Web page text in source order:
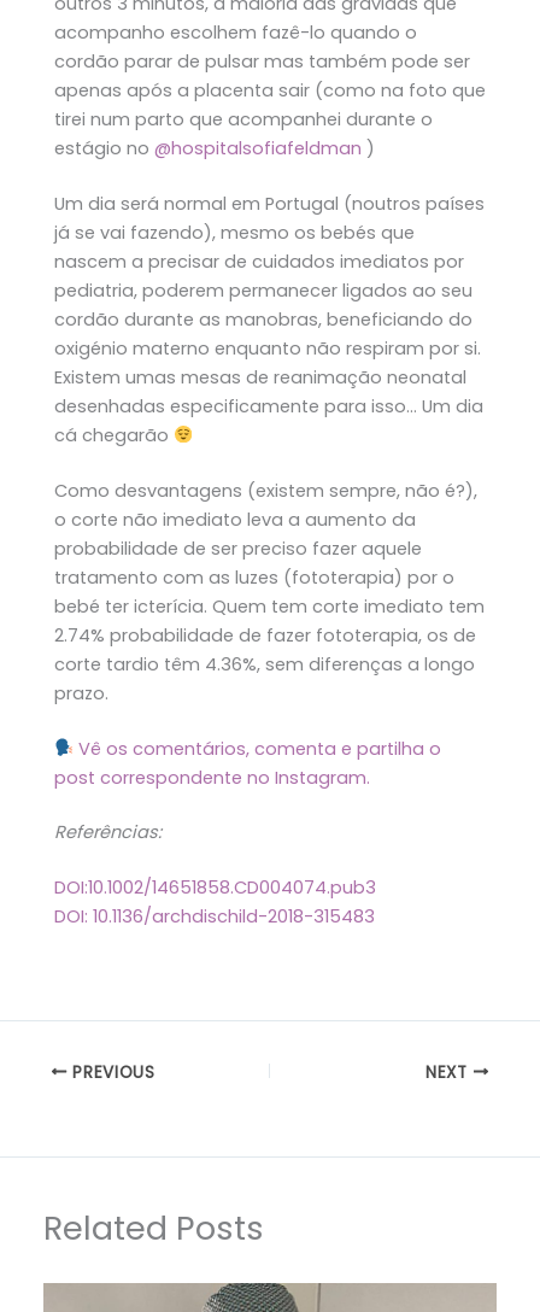
acompanho escolhem fazê-lo quando o
cordão parar de pulsar mas também pode ser
apenas após a placenta sair (como na foto que
tirei num parto que acompanhei durante o
estágio no @hospitalsofiafeldman )
Um dia será normal em Portugal (noutros países
já se vai fazendo), mesmo os bebés que
nascem a precisar de cuidados imediatos por
pediatria, poderem permanecer ligados ao seu
cordão durante as manobras, beneficiando do
oxigénio materno enquanto não respiram por si.
Existem umas mesas de reanimação neonatal
desenhadas especificamente para isso… Um dia
cá chegarão
Como desvantagens (existem sempre, não é?),
o corte não imediato leva a aumento da
probabilidade de ser preciso fazer aquele
tratamento com as luzes (fototerapia) por o
bebé ter icterícia. Quem tem corte imediato tem
2.74% probabilidade de fazer fototerapia, os de
corte tardio têm 4.36%, sem diferenças a longo
prazo.
Vê os comentários, comenta e partilha o
post correspondente no Instagram.
Referências:
DOI:10.1002/14651858.CD004074.pub3
DOI: 10.1136/archdischild-2018-315483
PREVIOUS NEXT
Related Posts